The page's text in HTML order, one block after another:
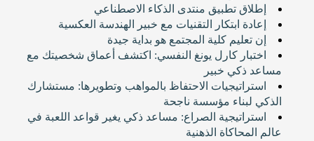
إطلاق تطبيق منتدى الذكاء الاصطناعي
إعادة ابتكار التقنيات مع خبير الهندسة العكسية
إن تعليم كلية المجتمع هو بداية جيدة
اختبار كارل يونغ النفسي: اكتشف أعماق شخصيتك مع
مساعد ذكي خبير
استراتيجيات الاحتفاظ بالمواهب وتطويرها: مستشارك
الذكي لبناء مؤسسة ناجحة
استراتيجية الصراع: مساعد ذكي يغير قواعد اللعبة في
عالم المحاكاة الذهنية